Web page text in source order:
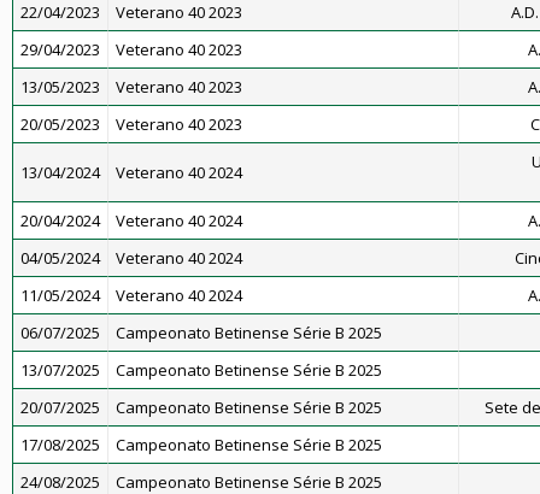
22/04/2023 Veterano 40 2023
29/04/2023
Veterano 40 2023
13/05/2023
Veterano 40 2023
20/05/2023
Veterano 40 2023
13/04/2024 Veterano 40 2024
20/04/2024 Veterano 40 2024
04/05/2024
Veterano 40 2024
11/05/2024
Veterano 40 2024
06/07/2025
Campeonato Betinense Série B 2025
13/07/2025
Campeonato Betinense Série B 2025
20/07/2025
Campeonato Betinense Série B 2025
Sete
17/08/2025
Campeonato Betinense Série B 2025
24/08/2025
Campeonato Betinense Série B 2025